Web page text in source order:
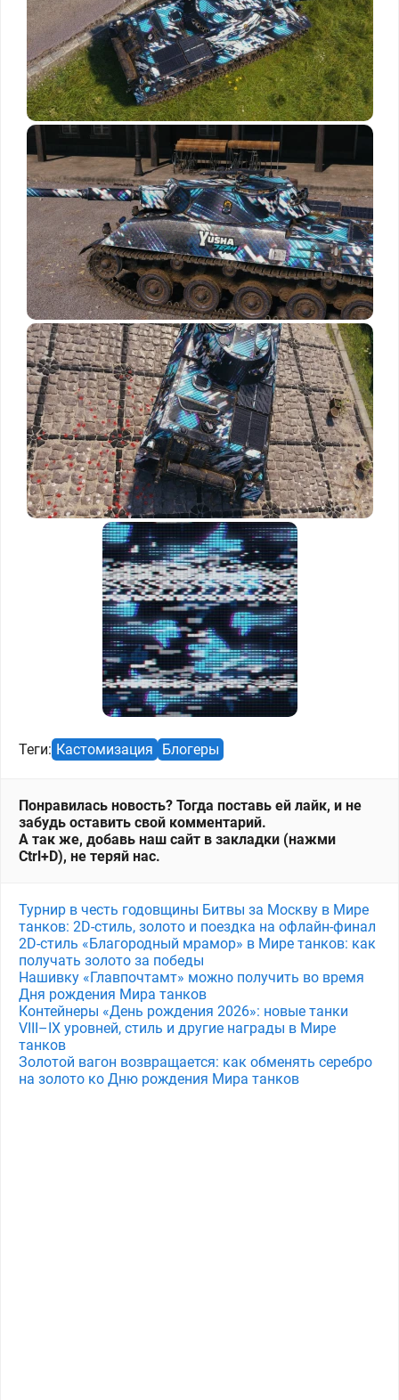
Теги: Кастомизация Блогеры
Понравилась новость? Тогда поставь ей лайк, и не
забудь оставить свой комментарий.
А так же, добавь наш сайт в закладки (нажми
Ctrl+D), не теряй нас.
Турнир в честь годовщины Битвы за Москву в Мире
танков: 2D-стиль, золото и поездка на офлайн-финал
2D-стиль «Благородный мрамор» в Мире танков: как
получать золото за победы
Нашивку «Главпочтамт» можно получить во время
Дня рождения Мира танков
Контейнеры «День рождения 2026»: новые танки
VIII–IX уровней, стиль и другие награды в Мире
танков
Золотой вагон возвращается: как обменять серебро
на золото ко Дню рождения Мира танков